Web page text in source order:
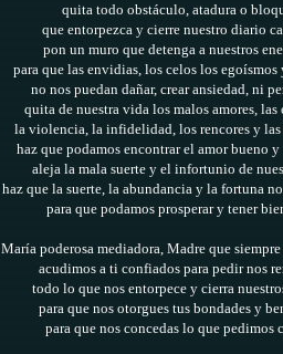
quita todo obstáculo, atadura o
que entorpezca y cierre nuestro diario
pon un muro que detenga a nuestros
para que las envidias, los celos los egoísmos
no nos puedan dañar, crear ansiedad, ni
quita de nuestra vida los malos amores, las
la violencia, la infidelidad, los rencores y
haz que podamos encontrar el amor bueno y
aleja la mala suerte y el infortunio de
haz que la suerte, la abundancia y la fortuna
para que podamos prosperar y tener
María poderosa mediadora, Madre que siempre
acudimos a ti confiados para pedir nos
todo lo que nos entorpece y cierra
para que nos otorgues tus bondades y
para que nos concedas lo que pedimos